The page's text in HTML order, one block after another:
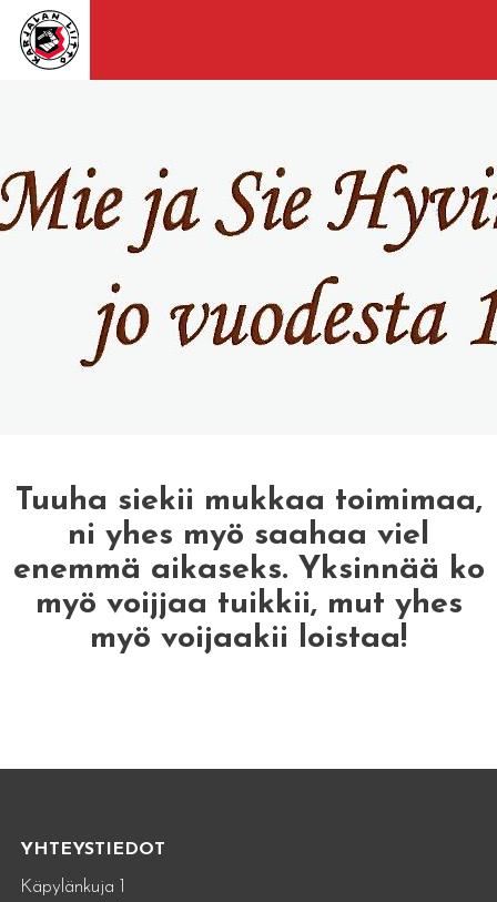
Tuuha siekii mukkaa toimimaa,
ni yhes myö saahaa viel
enemmä aikaseks. Yksinnää ko
myö voijjaa tuikkii, mut yhes
myö voijaakii loistaa!
YHTEYSTIEDOT
Käpylänkuja 1